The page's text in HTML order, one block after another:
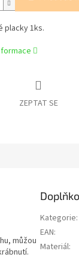
placky 1ks.
ZEPTAT SE
můžou
Kategorie:
EAN:
Materiál: